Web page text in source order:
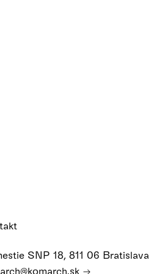
SNP 18, 811 06 Bratislava